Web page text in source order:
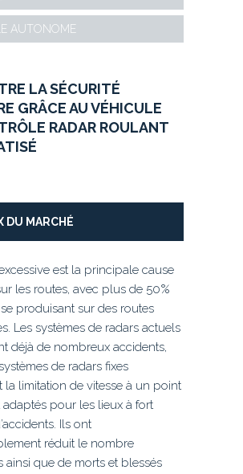
AUTONOME
LA SÉCURITÉ
GRÂCE AUVÉHICULE
RADAR ROULANT
DU MARCHÉ
est la principale cause
les routes, avec plus de 50%
produisant sur des routes
Les systèmes de radars actuels
déjà de nombreux accidents,
de radars fixes
limitation de vitesse à un point
adaptés pour les lieux à fort
Ils ont
réduit le nombre
ainsi que de morts et blessés